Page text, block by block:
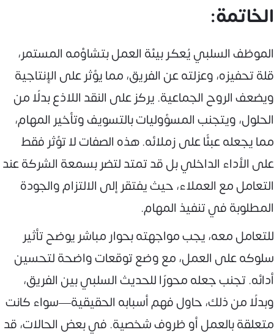
الخاتمة:
الموظف السلبي يُعكر بيئة العمل بتشاؤمه المستمر،
قلة تحفيزه، وعزلته عن الفريق، مما يؤثر على الإنتاجية
ويضعف الروح الجماعية. يركز على النقد اللاذع بدلًا من
الحلول، ويتجنب المسؤوليات بالتسويف وتأخير المهام،
مما يجعله عبئًا على زملائه. هذه الصفات لا تؤثر فقط
على الأداء الداخلي بل قد تمتد لتضر بسمعة الشركة عند
التعامل مع العملاء، حيث يفتقر إلى الالتزام والجودة
المطلوبة في تنفيذ المهام.
للتعامل معه، يجب مواجهته بحوار مباشر يوضح تأثير
سلوكه على العمل، مع وضع توقعات واضحة لتحسين
أدائه. تجنب جعله محورًا للحديث السلبي بين الفريق،
وبدلًا من ذلك، حاول فهم أسبابه الحقيقية—سواء كانت
متعلقة بالعمل أو ظروف شخصية. في بعض الحالات، قد